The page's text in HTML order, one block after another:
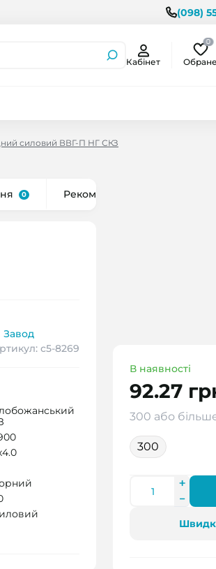
(098)
Кабінет
0
Обране
силовий ВВГ-П НГ СКЗ
0 Рекомендуємо
с5-8269
В наявності
92.27
300 або
300